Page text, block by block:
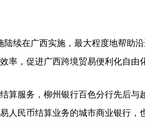
在广西实施，最大程度地帮助沿
率，促进广西跨境贸易便利化自由
服务，柳州银行百色分行先后与
人民币结算业务的城市商业银行，